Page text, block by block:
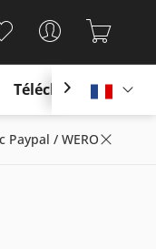
Télécharger

Paypal / WERO